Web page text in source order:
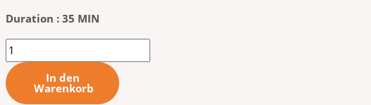
Duration : 35 MIN
In den
Warenkorb